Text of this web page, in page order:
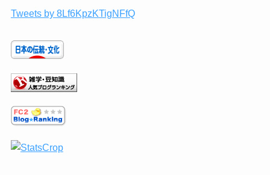
Tweets by 8Lf6KpzKTigNFfQ